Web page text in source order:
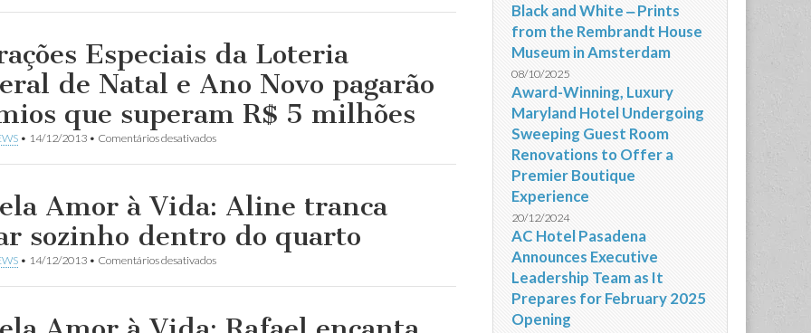
da
Sena
Concurso
1556
14/12/2013
Especiais da Loteria
de Natal e Ano Novo pagarão
que superam R$ 5 milhões
• 14/12/2013 • Comentários desativadosem
Especiais
Loteria
Federal
Natal
Ano
que
Amor à Vida: Aline tranca
sozinho dentro do quarto
• 14/12/2013 • Comentários desativadosem
Amor
Vida:
Black and White ‒ Prints
from the Rembrandt House
Museum in Amsterdam
08/10/2025
Award-Winning, Luxury
Maryland Hotel Undergoing
Sweeping Guest Room
Renovations to Offer a
Premier Boutique
Experience
20/12/2024
AC Hotel Pasadena
Announces Executive
Leadership Team as It
Prepares for February 2025
Opening